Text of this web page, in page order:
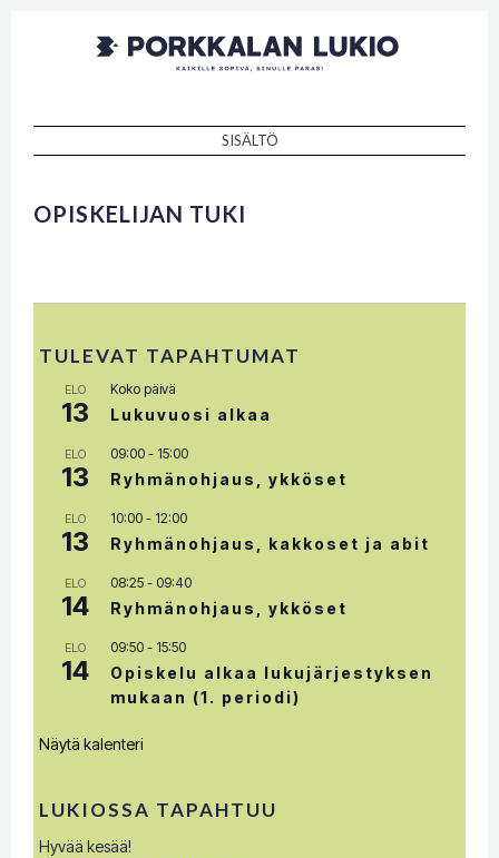
Porkkalan
lukio
Kaikille sopiva, sinulle paras!
SISÄLTÖ
OPISKELIJAN TUKI
TULEVAT TAPAHTUMAT
ELO
13
Koko päivä
Lukuvuosi alkaa
ELO
13
09:00 - 15:00
Ryhmänohjaus, ykköset
ELO
13
10:00 - 12:00
Ryhmänohjaus, kakkoset ja abit
ELO
14
08:25 - 09:40
Ryhmänohjaus, ykköset
ELO
14
09:50 - 15:50
Opiskelu alkaa lukujärjestyksen
mukaan (1. periodi)
Näytä kalenteri
LUKIOSSA TAPAHTUU
Hyvää kesää!